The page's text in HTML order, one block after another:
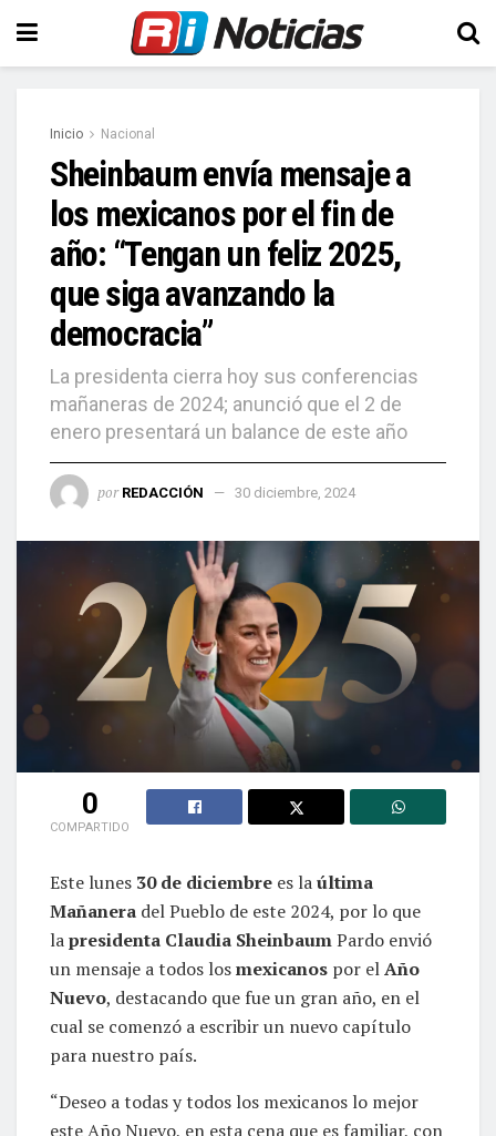
Inicio Nacional
Sheinbaum envía mensaje a
los mexicanos por el fin de
año: “Tengan un feliz 2025,
que siga avanzando la
democracia”
La presidenta cierra hoy sus conferencias
mañaneras de 2024; anunció que el 2 de
enero presentará un balance de este año
por REDACCIÓN 30 diciembre, 2024
0
COMPARTIDO
Este lunes 30 de diciembre es laúltima
Mañanera del Pueblo de este 2024, por lo que
lapresidenta Claudia SheinbaumPardo envió
un mensaje a todos losmexicanos por elAño
Nuevo, destacando que fue un gran año, en el
cual se comenzó a escribir un nuevo capítulo
para nuestro país.
“Deseo a todas y todos los mexicanos lo mejor
este Año Nuevo, en esta cena que es familiar, con